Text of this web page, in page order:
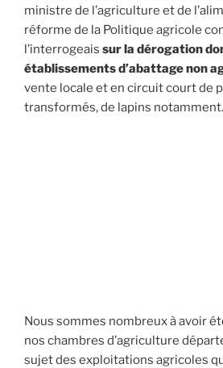
ministre de l’agriculture et de
réforme de la Politique agricole
l’interrogeais sur la dérogation
établissements d’abattage non
vente locale et en circuit court de
transformés, de lapins notamment.
Nous sommes nombreux à avoir
nos chambres d’agriculture
sujet des exploitations agricoles